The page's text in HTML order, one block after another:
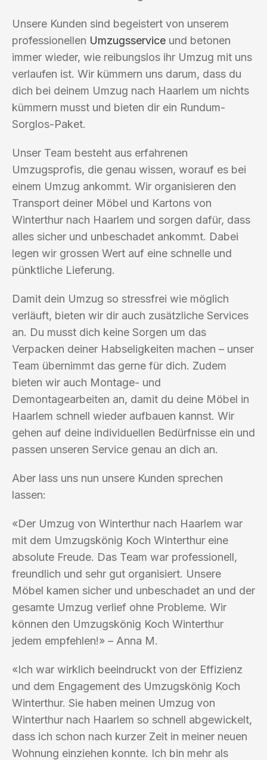
Unsere Kunden sind begeistert von unserem
professionellen Umzugsservice und betonen
immer wieder, wie reibungslos ihr Umzug mit uns
verlaufen ist. Wir kümmern uns darum, dass du
dich bei deinem Umzug nach Haarlem um nichts
kümmern musst und bieten dir ein Rundum-
Sorglos-Paket.
Unser Team besteht aus erfahrenen
Umzugsprofis, die genau wissen, worauf es bei
einem Umzug ankommt. Wir organisieren den
Transport deiner Möbel und Kartons von
Winterthur nach Haarlem und sorgen dafür, dass
alles sicher und unbeschadet ankommt. Dabei
legen wir grossen Wert auf eine schnelle und
pünktliche Lieferung.
Damit dein Umzug so stressfrei wie möglich
verläuft, bieten wir dir auch zusätzliche Services
an. Du musst dich keine Sorgen um das
Verpacken deiner Habseligkeiten machen – unser
Team übernimmt das gerne für dich. Zudem
bieten wir auch Montage- und
Demontagearbeiten an, damit du deine Möbel in
Haarlem schnell wieder aufbauen kannst. Wir
gehen auf deine individuellen Bedürfnisse ein und
passen unseren Service genau an dich an.
Aber lass uns nun unsere Kunden sprechen
lassen:
«Der Umzug von Winterthur nach Haarlem war
mit dem Umzugskönig Koch Winterthur eine
absolute Freude. Das Team war professionell,
freundlich und sehr gut organisiert. Unsere
Möbel kamen sicher und unbeschadet an und der
gesamte Umzug verlief ohne Probleme. Wir
können den Umzugskönig Koch Winterthur
jedem empfehlen!» – Anna M.
«Ich war wirklich beeindruckt von der Effizienz
und dem Engagement des Umzugskönig Koch
Winterthur. Sie haben meinen Umzug von
Winterthur nach Haarlem so schnell abgewickelt,
dass ich schon nach kurzer Zeit in meiner neuen
Wohnung einziehen konnte. Ich bin mehr als